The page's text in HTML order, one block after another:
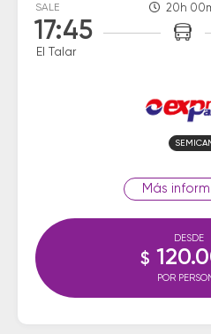
SALE
17:45
El Talar
20h
DESDE
$
POR